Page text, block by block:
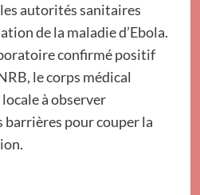
autorités sanitaires
de la maladie d’Ebola.
confirmé positif
le corps médical
à observer
pour couper la